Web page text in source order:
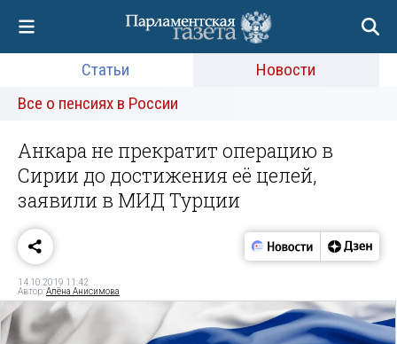
Статьи
Новости
Все о пенсиях в России
Анкара не прекратит операцию в
Сирии до достижения её целей,
заявили в МИД Турции
14.10.2019 11:42
Автор:Алёна Анисимова